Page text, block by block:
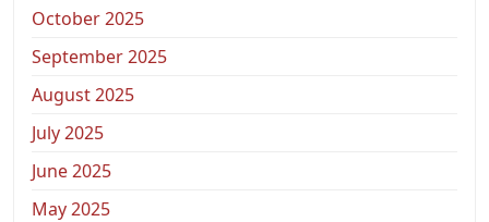
October 2025
September 2025
August 2025
July 2025
June 2025
May 2025